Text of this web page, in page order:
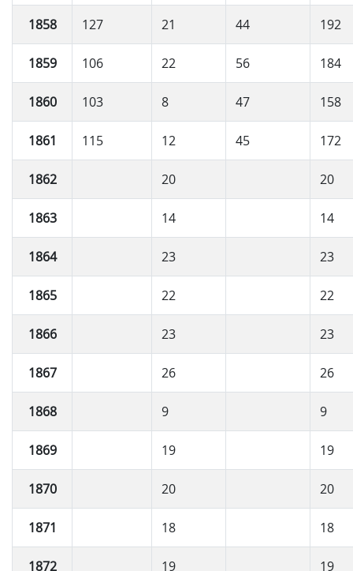
1858 127 21 44 192
1859 106 22 56 184
1860 103 8 47 158
1861 115 12 45 172
1862 20 20
1863 14 14
1864 23 23
1865 22 22
1866 23 23
1867 26 26
1868 9 9
1869 19 19
1870 20 20
1871 18 18
1872 19 19